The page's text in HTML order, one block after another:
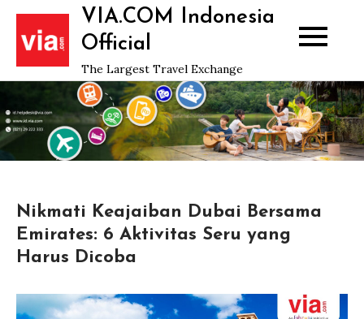
Skip
content
VIA.COM Indonesia
Official
The Largest Travel Exchange
Nikmati Keajaiban Dubai Bersama
Emirates: 6 Aktivitas Seru yang
Harus Dicoba